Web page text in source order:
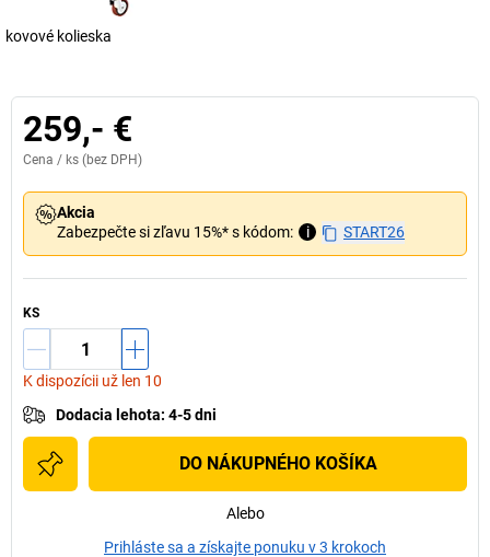
kovové kolieska
259,- €
Cena / ks (bez DPH)
Akcia
Zabezpečte si zľavu 15%* s kódom:
i START26
KS
K dispozícii už len 10
Dodacia lehota: 4-5 dni
DO NÁKUPNÉHO KOŠÍKA
Alebo
Prihláste sa a získajte ponuku v 3 krokoch